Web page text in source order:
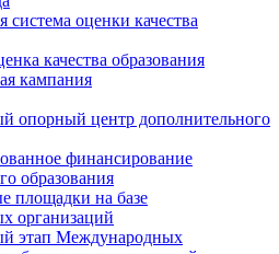
оценки качества
качества образования
кампания
опорный центр дополнительного
финансирование
образования
площадки на базе
организаций
этап Международных